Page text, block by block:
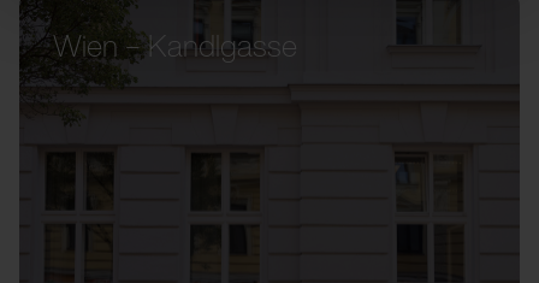
Wien – Kandlgasse